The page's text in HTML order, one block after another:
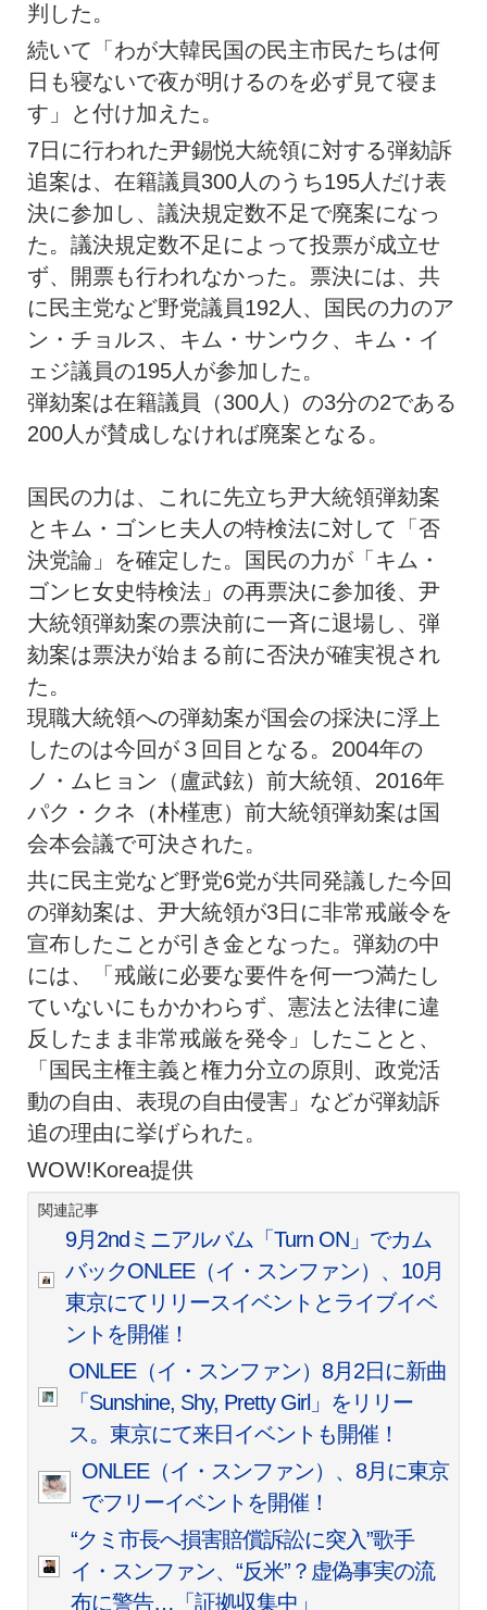
判した。
続いて「わが大韓民国の民主市民たちは何
日も寝ないで夜が明けるのを必ず見て寝ま
す」と付け加えた。
7日に行われた尹錫悦大統領に対する弾劾訴
追案は、在籍議員300人のうち195人だけ表
決に参加し、議決規定数不足で廃案になっ
た。議決規定数不足によって投票が成立せ
ず、開票も行われなかった。票決には、共
に民主党など野党議員192人、国民の力のア
ン・チョルス、キム・サンウク、キム・イ
ェジ議員の195人が参加した。
弾劾案は在籍議員（300人）の3分の2である
200人が賛成しなければ廃案となる。
国民の力は、これに先立ち尹大統領弾劾案
とキム・ゴンヒ夫人の特検法に対して「否
決党論」を確定した。国民の力が「キム・
ゴンヒ女史特検法」の再票決に参加後、尹
大統領弾劾案の票決前に一斉に退場し、弾
劾案は票決が始まる前に否決が確実視され
た。
現職大統領への弾劾案が国会の採決に浮上
したのは今回が３回目となる。2004年の
ノ・ムヒョン（盧武鉉）前大統領、2016年
パク・クネ（朴槿恵）前大統領弾劾案は国
会本会議で可決された。
共に民主党など野党6党が共同発議した今回
の弾劾案は、尹大統領が3日に非常戒厳令を
宣布したことが引き金となった。弾劾の中
には、「戒厳に必要な要件を何一つ満たし
ていないにもかかわらず、憲法と法律に違
反したまま非常戒厳を発令」したことと、
「国民主権主義と権力分立の原則、政党活
動の自由、表現の自由侵害」などが弾劾訴
追の理由に挙げられた。
WOW!Korea提供
関連記事
9月2ndミニアルバム「Turn ON」でカム
バックONLEE（イ・スンファン）、10月
東京にてリリースイベントとライブイベ
ントを開催！
ONLEE（イ・スンファン）8月2日に新曲
「Sunshine, Shy, Pretty Girl」をリリー
ス。東京にて来日イベントも開催！
ONLEE（イ・スンファン）、8月に東京
でフリーイベントを開催！
“クミ市長へ損害賠償訴訟に突入”歌手
イ・スンファン、“反米”？虚偽事実の流
布に警告…「証拠収集中」